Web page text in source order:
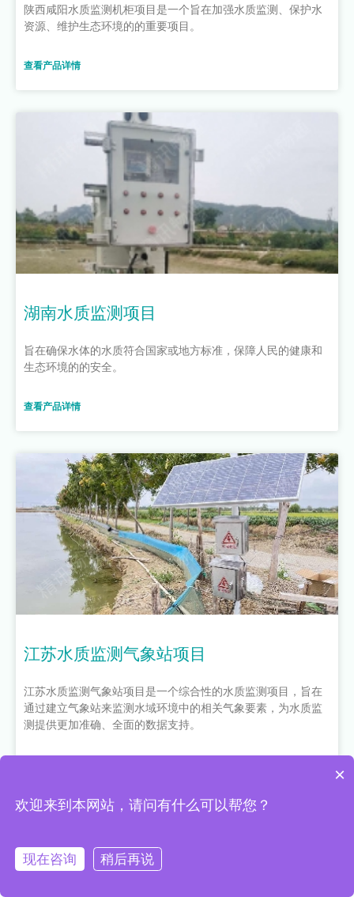
陕西咸阳水质监测机柜项目是一个旨在加强水质监测、保护水
资源、维护生态环境的的重要项目。
查看产品详情
湖南水质监测项目
旨在确保水体的水质符合国家或地方标准，保障人民的健康和
生态环境的的安全。
查看产品详情
江苏水质监测气象站项目
江苏水质监测气象站项目是一个综合性的水质监测项目，旨在
通过建立气象站来监测水域环境中的相关气象要素，为水质监
测提供更加准确、全面的数据支持。
×
欢迎来到本网站，请问有什么可以帮您？
现在咨询 稍后再说